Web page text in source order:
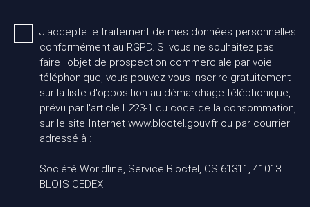
J'accepte le traitement de mes données personnelles
conformément au RGPD. Si vous ne souhaitez pas
faire l'objet de prospection commerciale par voie
téléphonique, vous pouvez vous inscrire gratuitement
sur la liste d'opposition au démarchage téléphonique,
prévu par l'article L223-1 du code de la consommation,
sur le site Internet www.bloctel.gouv.fr ou par courrier
adressé à :
Société Worldline, Service Bloctel, CS 61311, 41013
BLOIS CEDEX.